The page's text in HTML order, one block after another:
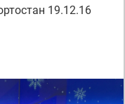
19.12.16